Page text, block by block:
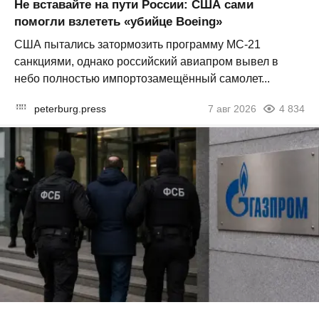
Не вставайте на пути России: США сами
помогли взлететь «убийце Boeing»
США пытались затормозить программу МС-21
санкциями, однако российский авиапром вывел в
небо полностью импортозамещённый самолет...
peterburg.press 7 авг 2026 4 834